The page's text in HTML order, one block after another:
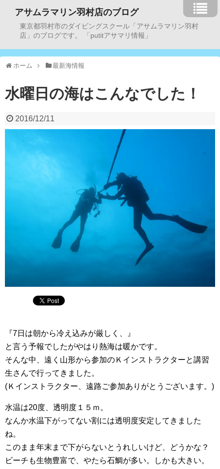
アサムラマリン羽村店のブログ
東京都羽村市のダイビングスクール「アサムラマリン羽村
店」のブログです。 「putitアサマリ情報」
ホーム 最新海情報
水曜日の海はこんなでした！
2016/12/11
『7日は朝から冷え込みが厳しく、』
と言う予報でしたがやはり熱海は暖かです。
そんな中、遠く山形から参加のＫインストラクターと講習
生さんで行ってきました。
(Ｋインストラクター、遠路ご参加ありがとうございます。)
水温は20度、透明度１５ｍ。
なんか水温下がってない割には透明度安定してきました
ね。
このまま年末まで下がらないとうれしいけど、どうかな？
ビーチも生物豊富で、やたら石鯛が多い。しかも大きい。